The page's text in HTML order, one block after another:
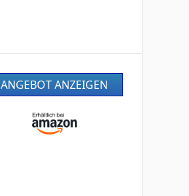
ANGEBOT ANZEIGEN